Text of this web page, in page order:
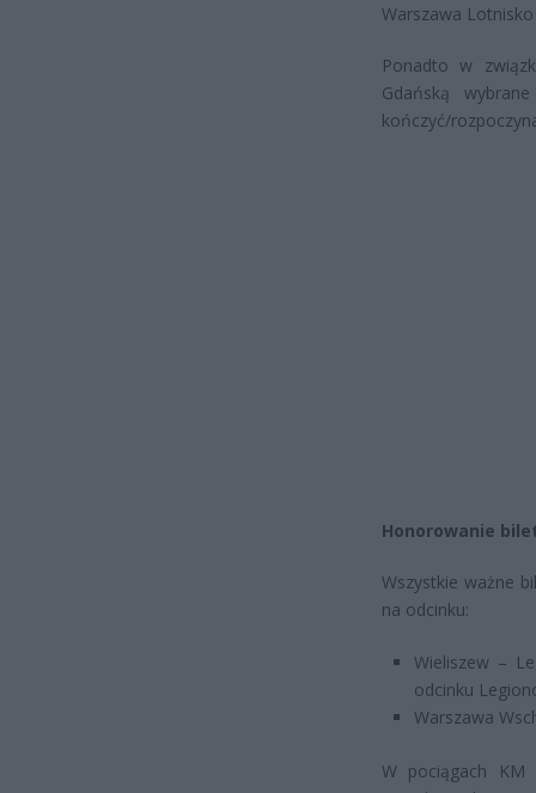
Warszawa
Ponadto w
Gdańską
kończyć/
Honorowanie
Wszystkie ważne
na odcinku:
Wieliszew –
odcinku
Warszawa
W pociągach KM